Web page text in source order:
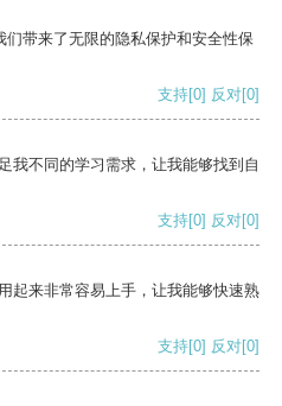
带来了无限的隐私保护和安全性保
支持[0] 反对[0]
我不同的学习需求，让我能够找到自
支持[0] 反对[0]
起来非常容易上手，让我能够快速熟
支持[0] 反对[0]